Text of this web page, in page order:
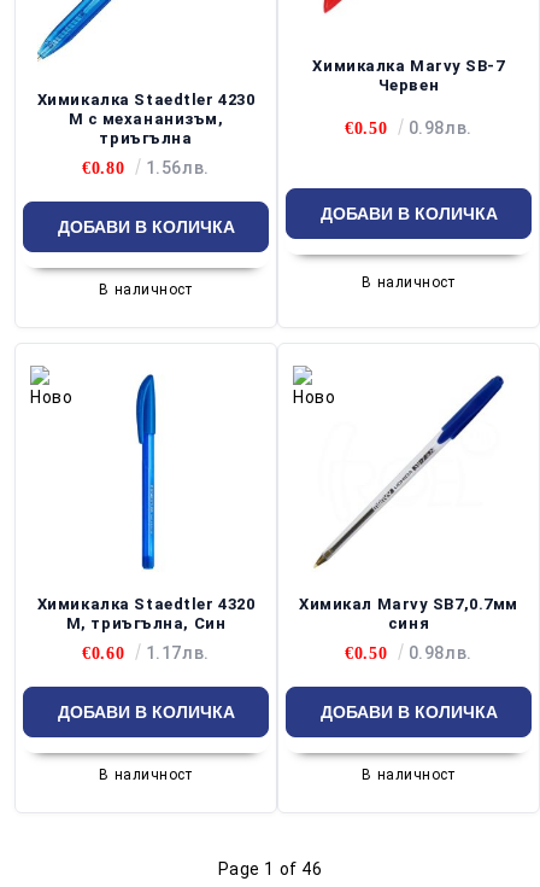
Химикалка Staedtler 4230
M с механанизъм,
триъгълна
€0.80
1.56лв.
В наличност
Химикалка Marvy SB-7
Червен
€0.50 0.98лв.
В наличност
Химикалка Staedtler 4320
M, триъгълна, Син
€0.60
1.17лв.
В наличност
Химикал Marvy SB7,0.7мм
синя
€0.50
0.98лв.
В наличност
Page 1 of 46